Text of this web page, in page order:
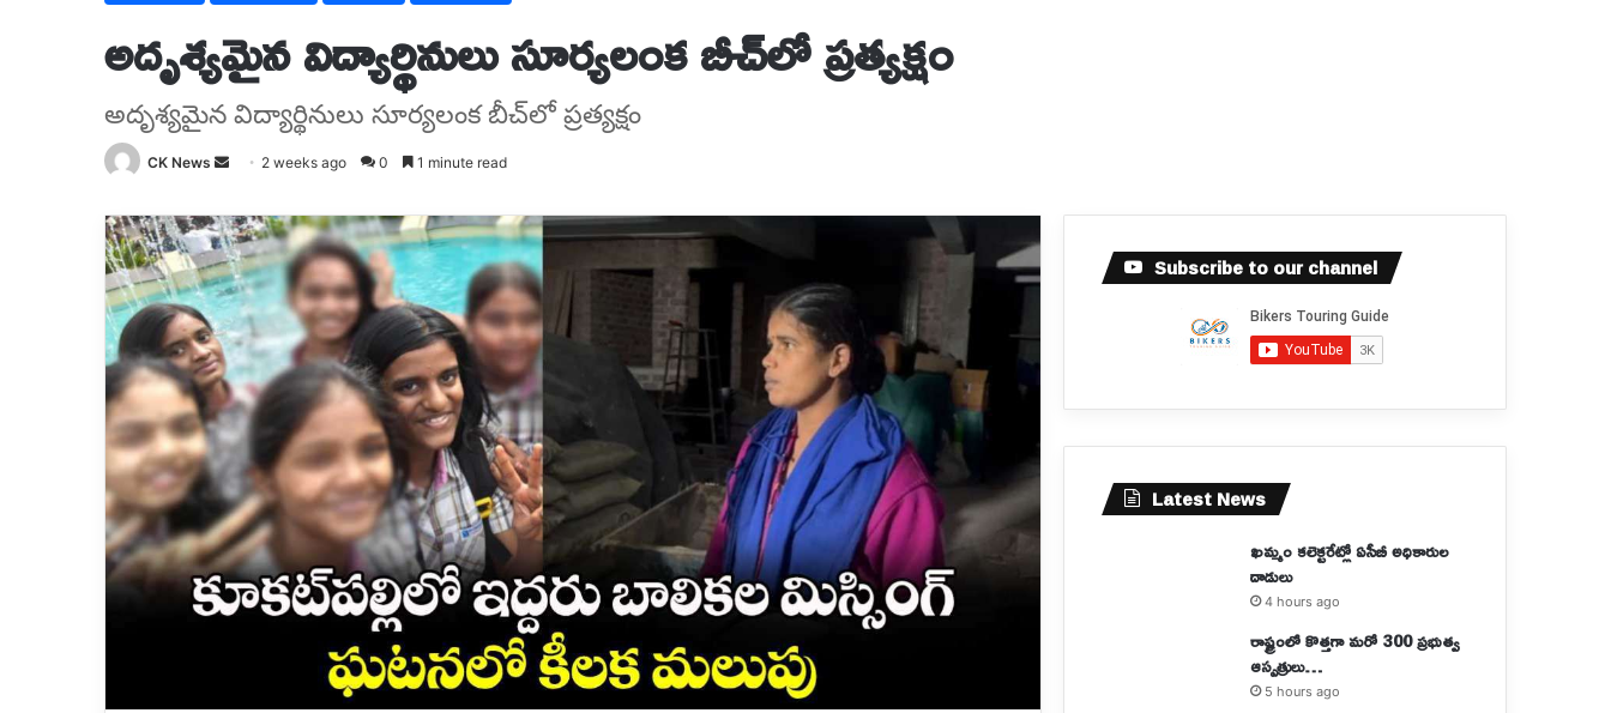
అదృశ్యమైన విద్యార్థినులు సూర్యలంక బీచ్​లో ప్రత్యక్షం
అదృశ్యమైన విద్యార్థినులు సూర్యలంక బీచ్​లో ప్రత్యక్షం
CK News
Send
email
2 weeks ago 0 1 minute read
Subscribe to our channel
Latest News
ఖమ్మం కలెక్టరేట్లో ఏసీబీ అధికారుల
దాడులు
4 hours ago
రాష్ట్రంలో కొత్తగా మరో 300 ప్రభుత్వ
ఆస్పత్రులు…
5 hours ago